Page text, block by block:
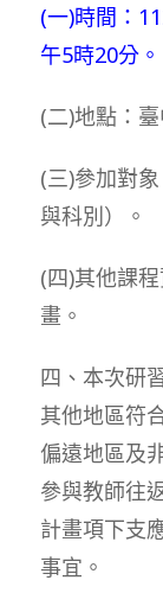
(一)時間：
午5時20分。
(二)地點：
(三)參加對
與科別）。
(四)其他課
畫。
四、本次研
其他地區符
偏遠地區及
參與教師往
計畫項下支
事宜。